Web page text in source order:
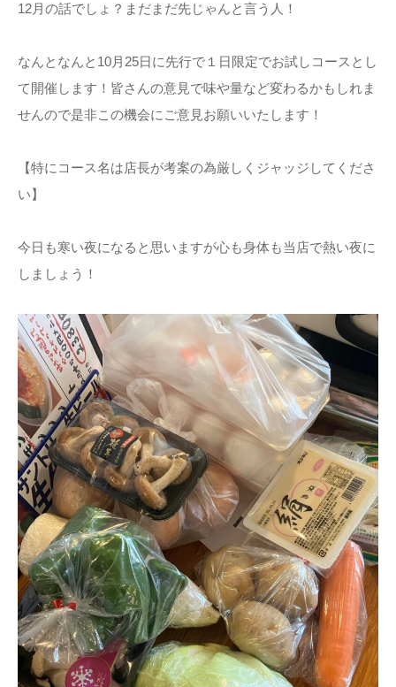
12月の話でしょ？まだまだ先じゃんと言う人！
なんとなんと10月25日に先行で１日限定でお試しコースとし
て開催します！皆さんの意見で味や量など変わるかもしれま
せんので是非この機会にご意見お願いいたします！
【特にコース名は店長が考案の為厳しくジャッジしてくださ
い】
今日も寒い夜になると思いますが心も身体も当店で熱い夜に
しましょう！